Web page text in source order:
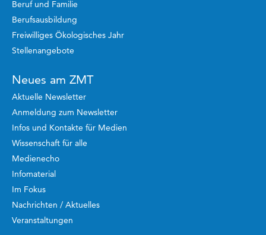
Beruf und Familie
Berufsausbildung
Freiwilliges Ökologisches Jahr
Stellenangebote
Neues am ZMT
Aktuelle Newsletter
Anmeldung zum Newsletter
Infos und Kontakte für Medien
Wissenschaft für alle
Medienecho
Infomaterial
Im Fokus
Nachrichten / Aktuelles
Veranstaltungen